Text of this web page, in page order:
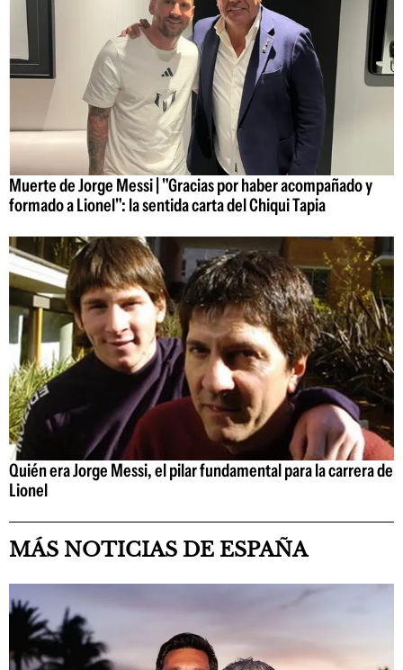
Muerte de Jorge Messi | "Gracias por haber acompañado y
formado a Lionel": la sentida carta del Chiqui Tapia
Quién era Jorge Messi, el pilar fundamental para la carrera de
Lionel
MÁS NOTICIAS DE ESPAÑA